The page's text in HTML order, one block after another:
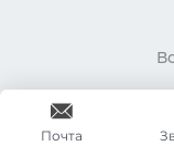
Почта